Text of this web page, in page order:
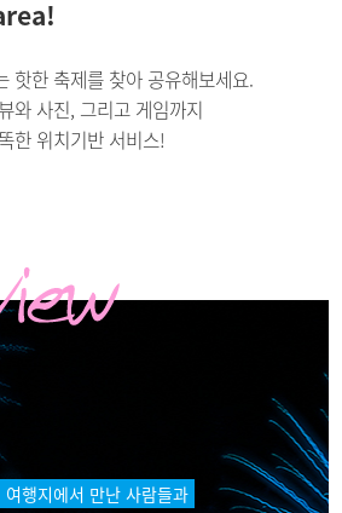
핫한 축제를 찾아 공유해보세요.
와 사진, 그리고 게임까지
한 위치기반 서비스!
행지에서 만난 사람들과